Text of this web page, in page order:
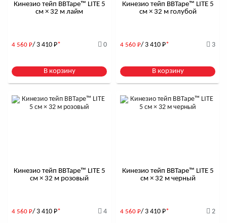
Кинезио тейп BBTape™ LITE 5
см × 32 м лайм
4 560 Р/ 3 410 Р* 0
В корзину
Кинезио тейп BBTape™ LITE 5
см × 32 м голубой
4 560 Р/ 3 410 Р* 3
В корзину
Кинезио тейп BBTape™ LITE 5
см × 32 м розовый
4 560 Р/ 3 410 Р* 4
Кинезио тейп BBTape™ LITE 5
см × 32 м черный
4 560 Р/ 3 410 Р* 2